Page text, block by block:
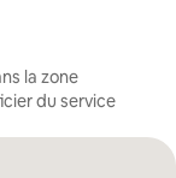
la zone
du service